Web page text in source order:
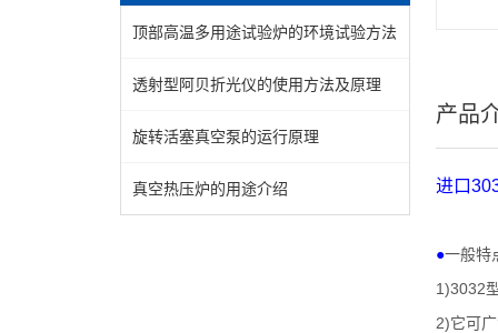
顶部高温多用途试验炉的环境试验方法
透射型阿贝折光仪的使用方法及原理
旋转活塞真空泵的运行原理
真空热压炉的用途介绍
产品
进口
●一般特
1)3032
2)它可